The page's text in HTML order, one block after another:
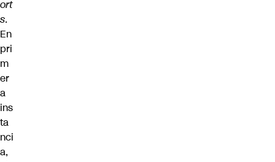
ort
s.
En
pri
m
er
a
ins
ta
nci
a,